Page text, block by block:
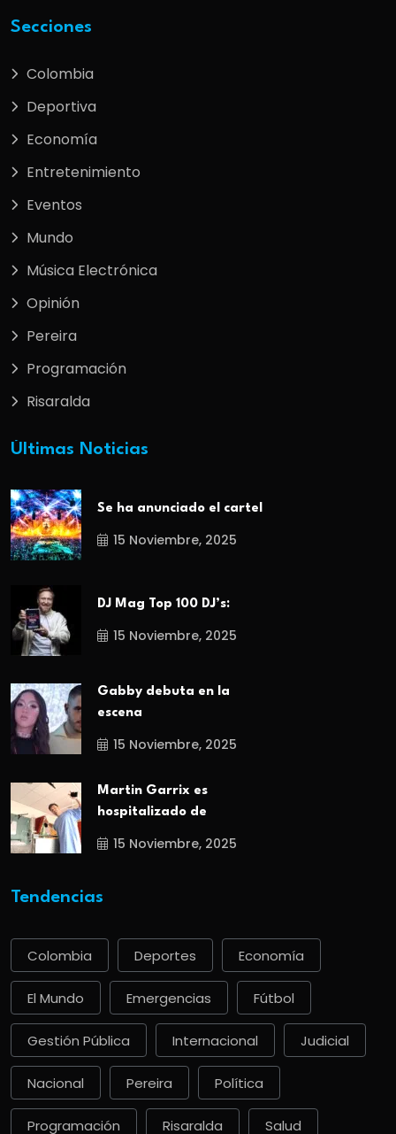
Secciones
Colombia
Deportiva
Economía
Entretenimiento
Eventos
Mundo
Música Electrónica
Opinión
Pereira
Programación
Risaralda
Últimas Noticias
Se ha anunciado el cartel
15 Noviembre, 2025
DJ Mag Top 100 DJ’s:
15 Noviembre, 2025
Gabby debuta en la
escena
15 Noviembre, 2025
Martin Garrix es
hospitalizado de
15 Noviembre, 2025
Tendencias
Colombia Deportes Economía
El Mundo Emergencias Fútbol
Gestión Pública Internacional Judicial
Nacional Pereira Política
Programación Risaralda Salud